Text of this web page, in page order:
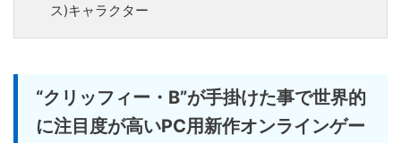
ス)キャラクター
“クリッフィー・B”が手掛けた事で世界的
に注目度が高いPC用新作オンラインゲー